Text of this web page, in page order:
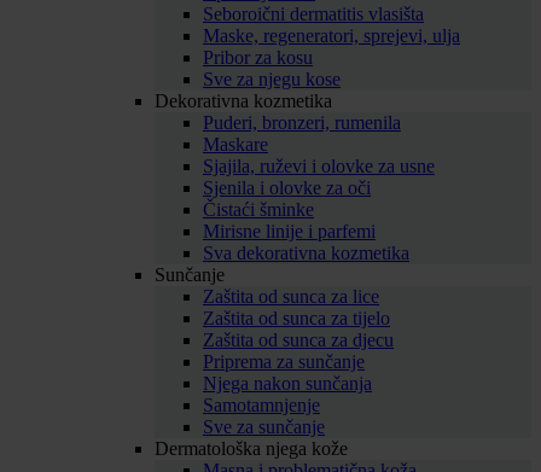
Seboroični dermatitis vlasišta
Maske, regeneratori, sprejevi, ulja
Pribor za kosu
Sve za njegu kose
Dekorativna kozmetika
Puderi, bronzeri, rumenila
Maskare
Sjajila, ruževi i olovke za usne
Sjenila i olovke za oči
Čistaći šminke
Mirisne linije i parfemi
Sva dekorativna kozmetika
Sunčanje
Zaštita od sunca za lice
Zaštita od sunca za tijelo
Zaštita od sunca za djecu
Priprema za sunčanje
Njega nakon sunčanja
Samotamnjenje
Sve za sunčanje
Dermatološka njega kože